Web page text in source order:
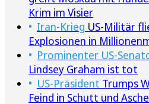
Krim im Visier
Iran-Krieg US-Militär
Explosionen in
Prominenter US-
Lindsey Graham ist tot
US-Präsident Trumps
Feind in Schutt und